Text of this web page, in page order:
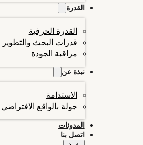
القدرة
القدرة الحرفية
قدرات البحث والتطوير
مراقبة الجودة
نبذة عن
الاستدامة
جولة بالواقع الافتراضي
المدونات
اتصل بنا